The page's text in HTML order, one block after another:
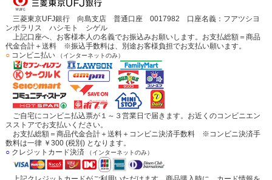
三菱東京UFJ銀行 向島支店 普通口座 0017982 口座名義：フアツシヨ
ンポラリス ハシモト シゲル
上記口座へ、お客様本人の名義でお振込みお願いします。お支払総額＝商品
代金合計＋送料 ※振込手数料は、別途お客様負担でお支払い願います。
○コンビニ払い （インターネットのみ）
ご自宅にコンビニ払込票が１～３営業日で届きます。お近くのコンビニエン
スストアでお支払いください。
お支払総額＝商品代金合計＋送料＋コンビニ決済手数料 ※コンビニ決済手
数料は一律 ￥300 (税別) となります。
○クレジットカード決済 （インターネットのみ）